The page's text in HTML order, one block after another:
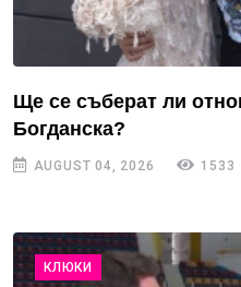
Ще се съберат ли
Богданска?
AUGUST 04, 2026 1533
КЛЮКИ